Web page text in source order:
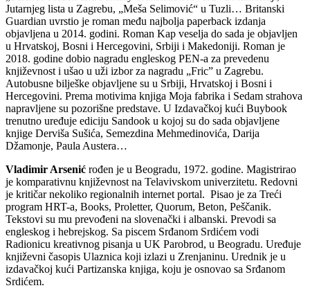
Jutarnjeg lista u Zagrebu, „Meša Selimović“ u Tuzli… Britanski
Guardian uvrstio je roman među najbolja paperback izdanja
objavljena u 2014. godini. Roman Kap veselja do sada je objavljen
u Hrvatskoj, Bosni i Hercegovini, Srbiji i Makedoniji. Roman je
2018. godine dobio nagradu engleskog PEN-a za prevedenu
književnost i ušao u uži izbor za nagradu „Fric” u Zagrebu.
Autobusne bilješke objavljene su u Srbiji, Hrvatskoj i Bosni i
Hercegovini. Prema motivima knjiga Moja fabrika i Sedam strahova
napravljene su pozorišne predstave. U Izdavačkoj kući Buybook
trenutno uređuje ediciju Sandook u kojoj su do sada objavljene
knjige Derviša Sušića, Semezdina Mehmedinovića, Darija
Džamonje, Paula Austera…
Vladimir Arsenić rođen je u Beogradu, 1972. godine. Magistrirao
je komparativnu književnost na Telavivskom univerzitetu. Redovni
je kritičar nekoliko regionalnih internet portal. Pisao je za Treći
program HRT-a, Books, Proletter, Quorum, Beton, Peščanik.
Tekstovi su mu prevođeni na slovenački i albanski. Prevodi sa
engleskog i hebrejskog. Sa piscem Srđanom Srdićem vodi
Radionicu kreativnog pisanja u UK Parobrod, u Beogradu. Uređuje
književni časopis Ulaznica koji izlazi u Zrenjaninu. Urednik je u
izdavačkoj kući Partizanska knjiga, koju je osnovao sa Srđanom
Srdićem.